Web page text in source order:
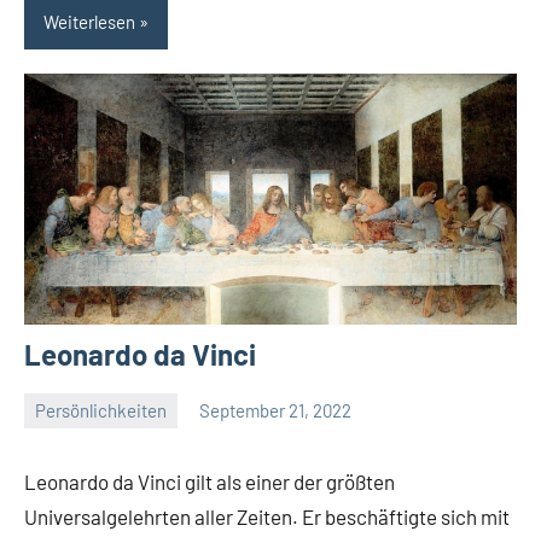
Weiterlesen
Leonardo da Vinci
Persönlichkeiten September 21, 2022
Leonardo da Vinci gilt als einer der größten
Universalgelehrten aller Zeiten. Er beschäftigte sich mit